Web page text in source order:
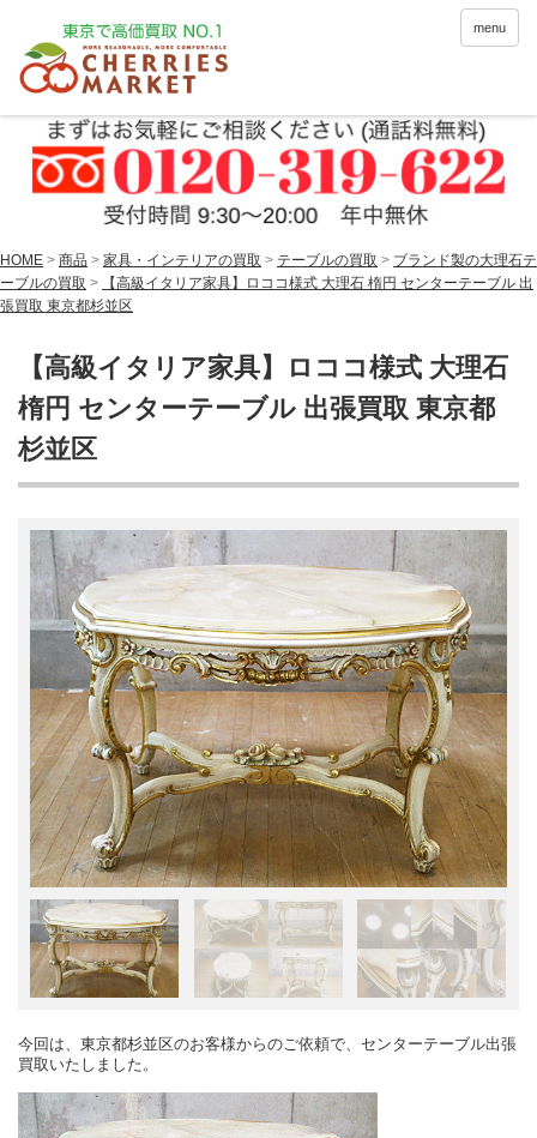
menu
HOME > 商品 > 家具・インテリアの買取 > テーブルの買取 > ブランド製の大理石テ
ーブルの買取 >
【高級イタリア家具】ロココ様式 大理石 楕円 センターテーブル 出
張買取 東京都杉並区
【高級イタリア家具】ロココ様式 大理石
楕円 センターテーブル 出張買取 東京都
杉並区
今回は、東京都杉並区のお客様からのご依頼で、センターテーブル出張
買取いたしました。